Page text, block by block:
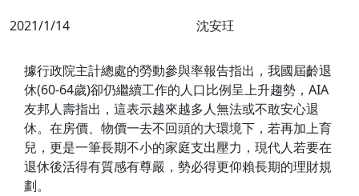
2021/1/14 沈安玨
據行政院主計總處的勞動參與率報告指出，我國屆齡退
休(60-64歲)卻仍繼續工作的人口比例呈上升趨勢，AIA
友邦人壽指出，這表示越來越多人無法或不敢安心退
休。在房價、物價一去不回頭的大環境下，若再加上育
兒，更是一筆長期不小的家庭支出壓力，現代人若要在
退休後活得有質感有尊嚴，勢必得更仰賴長期的理財規
劃。